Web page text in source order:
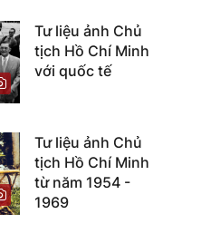
Tư liệu ảnh Chủ
tịch Hồ Chí Minh
với quốc tế
Tư liệu ảnh Chủ
tịch Hồ Chí Minh
từ năm 1954 -
1969